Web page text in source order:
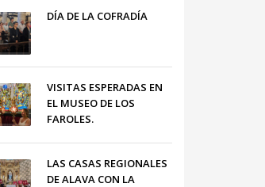
DÍA DE LA COFRADÍA
VISITAS ESPERADAS EN
EL MUSEO DE LOS
FAROLES.
LAS CASAS REGIONALES
DE ALAVA CON LA